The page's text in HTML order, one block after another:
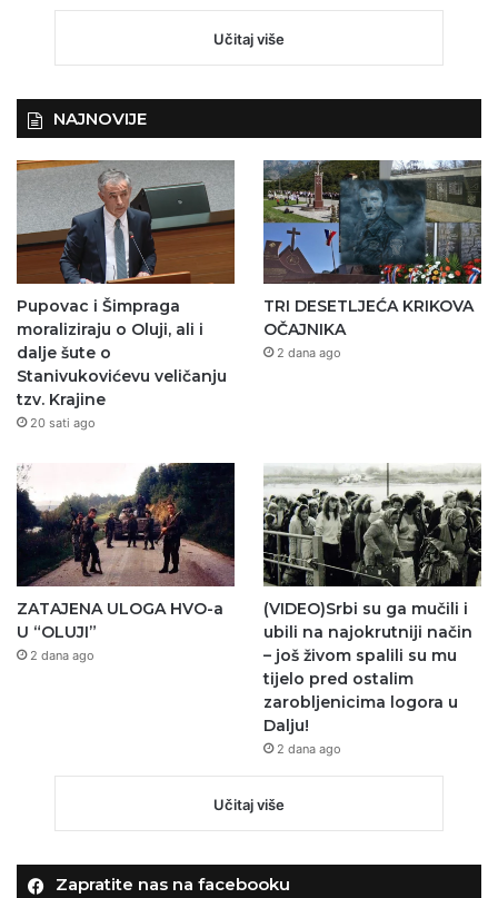
Učitaj više
NAJNOVIJE
Pupovac i Šimpraga
moraliziraju o Oluji, ali i
dalje šute o
Stanivukovićevu veličanju
tzv. Krajine
20 sati ago
TRI DESETLJEĆA KRIKOVA
OČAJNIKA
2 dana ago
ZATAJENA ULOGA HVO-a
U “OLUJI”
2 dana ago
(VIDEO)Srbi su ga mučili i
ubili na najokrutniji način
– još živom spalili su mu
tijelo pred ostalim
zarobljenicima logora u
Dalju!
2 dana ago
Učitaj više
Zapratite nas na facebooku